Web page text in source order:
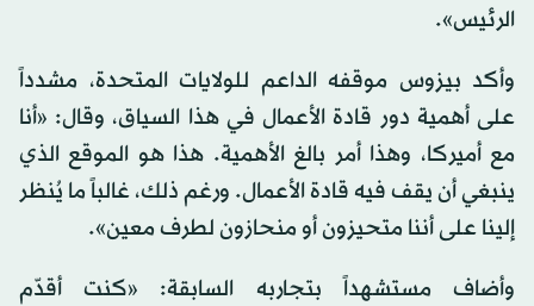
الرئيس».
وأكد بيزوس موقفه الداعم للولايات المتحدة، مشدداً
على أهمية دور قادة الأعمال في هذا السياق، وقال: «أنا
مع أميركا، وهذا أمر بالغ الأهمية. هذا هو الموقع الذي
ينبغي أن يقف فيه قادة الأعمال. ورغم ذلك، غالباً ما يُنظر
إلينا على أننا متحيزون أو منحازون لطرف معين».
وأضاف مستشهداً بتجاربه السابقة: «كنت أقدّم